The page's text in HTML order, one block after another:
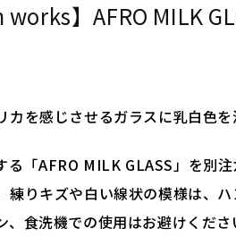
works】AFRO MILK
カを感じさせるガラスに乳白色を
「AFRO MILK GLASS」を別注
練りキズや白い線状の模様は、
、食洗機での使用はお避けくださ